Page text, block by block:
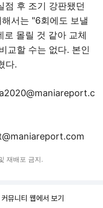
점 후 조기 강판됐던
서는 "6회에도 보낼
로 몰릴 것 같아 교체
교할 수는 없다. 본인
다.
재배포 금지.
뮤니티 웹에서 보기